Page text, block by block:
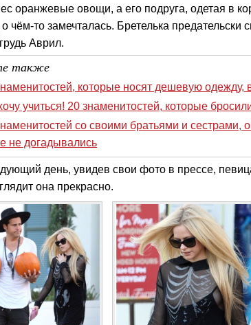
оранжевые овощи, а его подруга, одетая в
о чём-то замечталась. Бретелька предательски
Аврил.
также
которые носят дешевую одежду,
учиться! 20 знаменитостей, которые
со своими братьями и сестрами,
не догадывались
день, увидев свои фото в прессе,
она прекрасно.